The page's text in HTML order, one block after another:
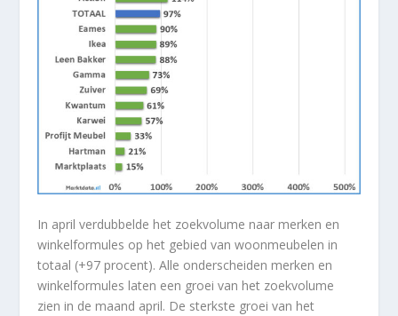
In april verdubbelde het zoekvolume naar merken en
winkelformules op het gebied van woonmeubelen in
totaal (+97 procent). Alle onderscheiden merken en
winkelformules laten een groei van het zoekvolume
zien in de maand april. De sterkste groei van het